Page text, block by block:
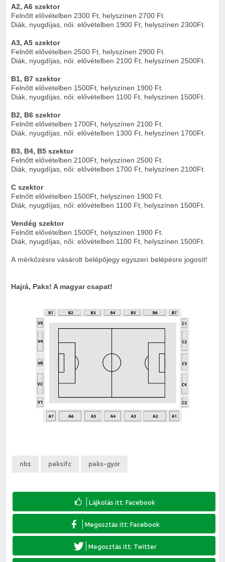
A2, A6 szektor
Felnőtt elővételben 2300 Ft, helyszínen 2700 Ft.
Diák, nyugdíjas, női: elővételben 1900 Ft, helyszínen 2300Ft.
A3, A5 szektor
Felnőtt elővételben 2500 Ft, helyszínen 2900 Ft.
Diák, nyugdíjas, női: elővételben 2100 Ft, helyszínen 2500Ft.
B1, B7 szektor
Felnőtt elővételben 1500Ft, helyszínen 1900 Ft.
Diák, nyugdíjas, női: elővételben 1100 Ft, helyszínen 1500Ft.
B2, B6 szektor
Felnőtt elővételben 1700Ft, helyszínen 2100 Ft.
Diák, nyugdíjas, női: elővételben 1300 Ft, helyszínen 1700Ft.
B3, B4, B5 szektor
Felnőtt elővételben 2100Ft, helyszínen 2500 Ft.
Diák, nyugdíjas, női: elővételben 1700 Ft, helyszínen 2100Ft.
C szektor
Felnőtt elővételben 1500Ft, helyszínen 1900 Ft.
Diák, nyugdíjas, női: elővételben 1100 Ft, helyszínen 1500Ft.
Vendég szektor
Felnőtt elővételben 1500Ft, helyszínen 1900 Ft.
Diák, nyugdíjas, női: elővételben 1100 Ft, helyszínen 1500Ft.
A mérkőzésre vásárolt belépőjegy egyszeri belépésre jogosít!
Hajrá, Paks! A magyar csapat!
nb1 paksifc paks-győr